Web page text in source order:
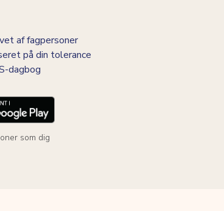
af fagpersoner
på din tolerance
dagbog
som dig